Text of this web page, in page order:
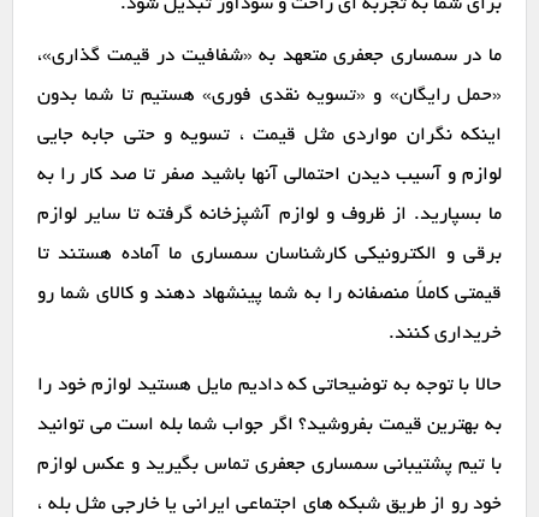
برای شما به تجربه ای راحت و سودآور تبدیل شود.
ما در سمساری جعفری متعهد به «شفافیت در قیمت گذاری»،
«حمل رایگان» و «تسویه نقدی فوری» هستیم تا شما بدون
اینکه نگران مواردی مثل قیمت ، تسویه و حتی جابه جایی
لوازم و آسیب دیدن احتمالی آنها باشید صفر تا صد کار را به
ما بسپارید. از ظروف و لوازم آشپزخانه گرفته تا سایر لوازم
برقی و الکترونیکی کارشناسان سمساری ما آماده هستند تا
قیمتی کاملاً منصفانه را به شما پینشهاد دهند و کالای شما رو
خریداری کنند.
حالا با توجه به توضیحاتی که دادیم مایل هستید لوازم خود را
به بهترین قیمت بفروشید؟ اگر جواب شما بله است می توانید
با تیم پشتیبانی سمساری جعفری تماس بگیرید و عکس لوازم
خود رو از طریق شبکه های اجتماعی ایرانی یا خارجی مثل بله ،